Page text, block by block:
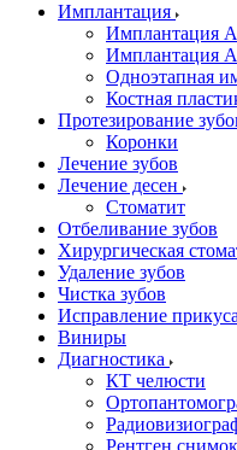
Имплантация
Имплантация
Имплантация
Одноэтапная
Костная
Протезирование
Коронки
Лечение зубов
Лечение десен
Стоматит
Отбеливание зубов
Хирургическая
Удаление зубов
Чистка зубов
Исправление прикуса
Виниры
Диагностика
КТ челюсти
Рентген